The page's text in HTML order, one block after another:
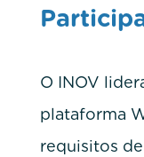
O INOV
plataforma
requisitos